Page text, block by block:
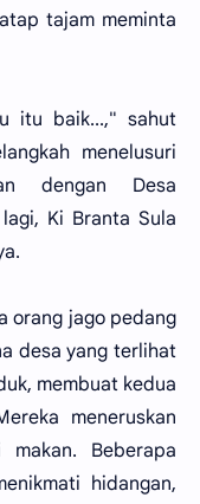
tajam meminta
itu baik...," sahut
menelusuri
dengan Desa
Ki Branta Sula
orang jago pedang
desa yang terlihat
membuat kedua
meneruskan
makan. Beberapa
hidangan,